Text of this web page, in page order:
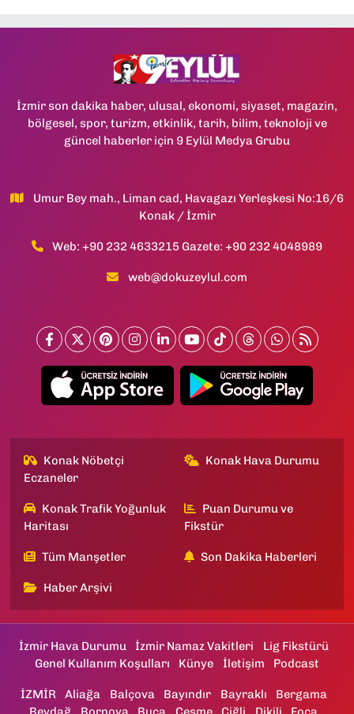
İzmir son dakika haber, ulusal, ekonomi, siyaset, magazin,
bölgesel, spor, turizm, etkinlik, tarih, bilim, teknoloji ve
güncel haberler için 9 Eylül Medya Grubu
Umur Bey mah., Liman cad, Havagazı Yerleşkesi No:16/6
Konak / İzmir
Web: +90 232 4633215 Gazete: +90 232 4048989
web@dokuzeylul.com
Konak Nöbetçi
Eczaneler
Konak Hava Durumu
Konak Trafik Yoğunluk
Haritası
Puan Durumu ve
Fikstür
Tüm Manşetler Son Dakika Haberleri
Haber Arşivi
İzmir Hava Durumu İzmir Namaz Vakitleri
Lig Fikstürü
Genel Kullanım Koşulları
Künye İletişim Podcast
İZMİR Aliağa Balçova Bayındır Bayraklı
Bergama